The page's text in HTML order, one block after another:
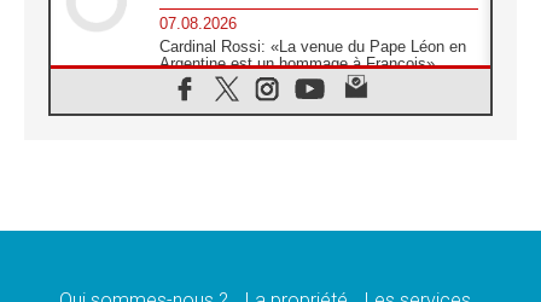
07.08.2026
Cardinal Rossi: «La venue du Pape Léon en
Argentine est un hommage à François»
07.08.2026
Hiroshima et Nagasaki, 81 ans après,
pour relever les «défis urgents»